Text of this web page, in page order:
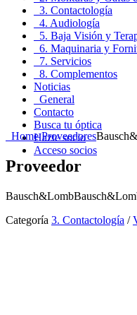
3. Contactología
4. Audiología
5. Baja Visión y
6. Maquinaria y
7. Servicios
8. Complementos
Noticias
General
Contacto
Busca tu óptica
Hazte socio
Acceso socios
Home Proveedores
Proveedor
Bausch&Lomb
Categoría 3. Contactología /